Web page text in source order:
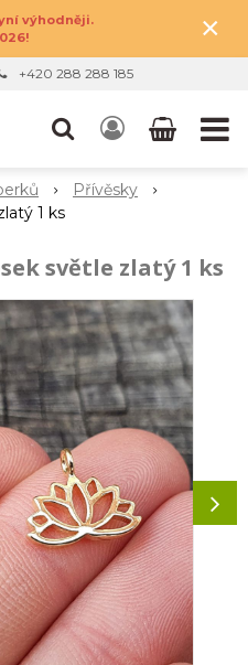
výhodněji.
×
+420 288 288 185
Přívěsky
1 ks
světle zlatý 1 ks